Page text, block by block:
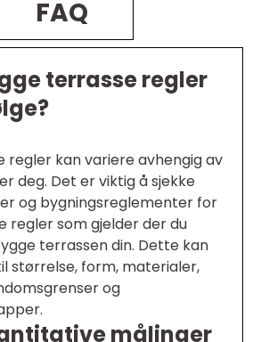
FAQ
terrasse regler
regler kan variere avhengig av
deg. Det er viktig å sjekke
og bygningsreglementer for
regler som gjelder der du
terrassen din. Dette kan
størrelse, form, materialer,
og
målinger